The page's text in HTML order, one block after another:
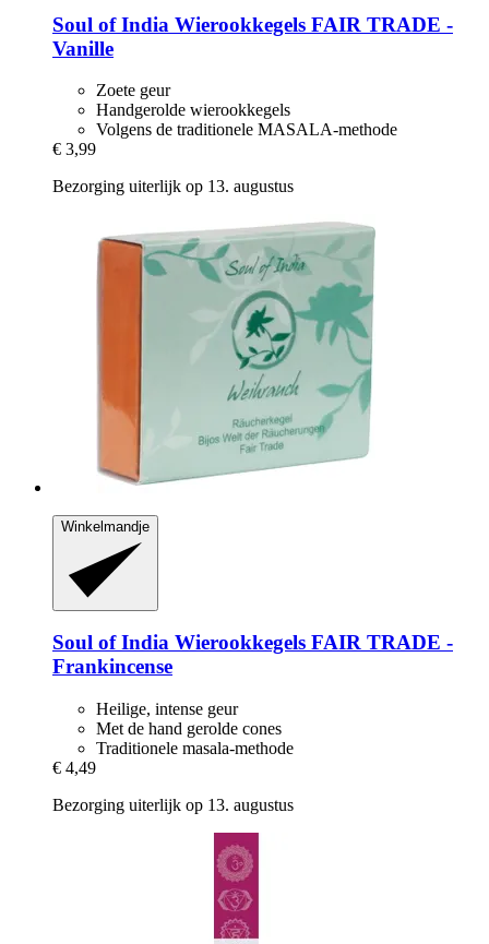
Soul of India Wierookkegels FAIR TRADE -​
Vanille
Zoete geur
Handgerolde wierookkegels
Volgens de traditionele MASALA-methode
€ 3,99
Bezorging uiterlijk op 13. augustus
Winkelmandje
Soul of India Wierookkegels FAIR TRADE -​
Frankincense
Heilige, intense geur
Met de hand gerolde cones
Traditionele masala-methode
€ 4,49
Bezorging uiterlijk op 13. augustus